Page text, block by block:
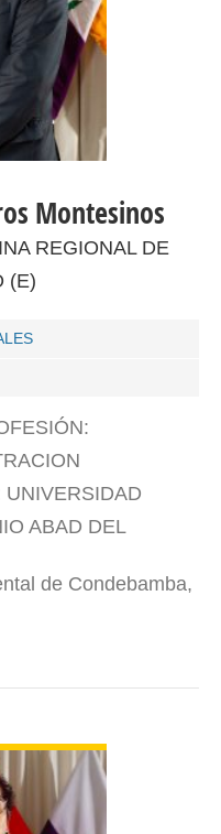
Montesinos
REGIONAL DE
(E)
ABAD DEL
de Condebamba,